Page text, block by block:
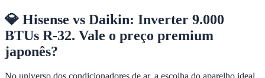
💎 Hisense vs Daikin: Inverter 9.000
BTUs R-32. Vale o preço premium
japonês?